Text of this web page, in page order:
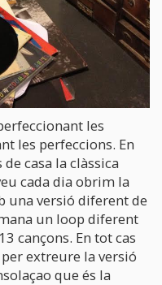
les
les perfeccions. En
casa la clàssica
cada dia obrim la
una versió diferent de
un loop diferent
cançons. En tot cas
extreure la versió
que és la